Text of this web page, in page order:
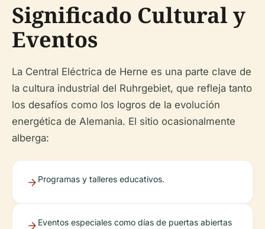
Significado Cultural y
Eventos
La Central Eléctrica de Herne es una parte clave de
la cultura industrial del Ruhrgebiet, que refleja tanto
los desafíos como los logros de la evolución
energética de Alemania. El sitio ocasionalmente
alberga:
Programas y talleres educativos.
Eventos especiales como días de puertas abiertas